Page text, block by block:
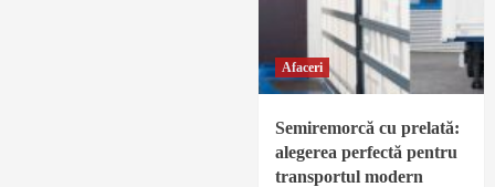
Afaceri
Semiremorcă cu prelată:
alegerea perfectă pentru
transportul modern